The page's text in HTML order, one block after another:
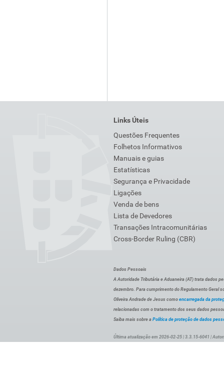
Links Úteis
Questões Frequentes
Folhetos Informativos
Manuais e guias
Estatísticas
Segurança e Privacidade
Ligações
Venda de bens
Lista de Devedores
Transações Intracomunitárias
Cross-Border Ruling (CBR)
Dados Pessoais
A Autoridade Tributária e Aduaneira (AT) trata dados
dezembro. Para cumprimento do Regulamento Geral
Oliveira Andrade de Jesus como encarregada da
relacionadas com o tratamento dos seus dados
Saiba mais sobre a Política de proteção de dados
Última atualização em 2026-02-25 | 3.3.15-6041 |